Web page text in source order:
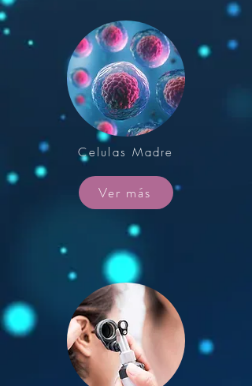
Celulas Madre
Ver más